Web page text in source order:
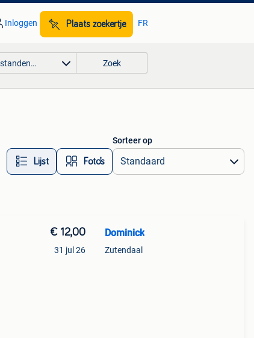
Inloggen Plaats zoekertje FR
Zoek
Lijst Foto’s
Sorteer op
€ 12,00
31 jul 26
Dominick
Zutendaal